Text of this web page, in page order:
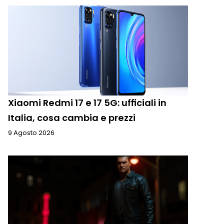
Xiaomi Redmi 17 e 17 5G: ufficiali in
Italia, cosa cambia e prezzi
9 Agosto 2026